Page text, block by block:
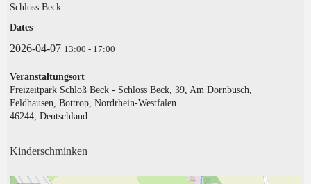
Schloss Beck
Dates
2026-04-07 13:00 - 17:00
Veranstaltungsort
Freizeitpark Schloß Beck - Schloss Beck, 39, Am Dornbusch,
Feldhausen, Bottrop, Nordrhein-Westfalen
46244, Deutschland
Kinderschminken